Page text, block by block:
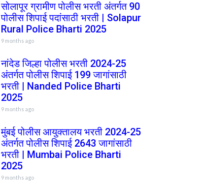
सोलापूर ग्रामीण पोलीस भरती अंतर्गत 90
पोलीस शिपाई पदांसाठी भरती | Solapur
Rural Police Bharti 2025
9 months ago
नांदेड जिल्हा पोलीस भरती 2024-25
अंतर्गत पोलीस शिपाई 199 जागांसाठी
भरती | Nanded Police Bharti
2025
9 months ago
मुंबई पोलीस आयुक्तालय भरती 2024-25
अंतर्गत पोलीस शिपाई 2643 जागांसाठी
भरती | Mumbai Police Bharti
2025
9 months ago